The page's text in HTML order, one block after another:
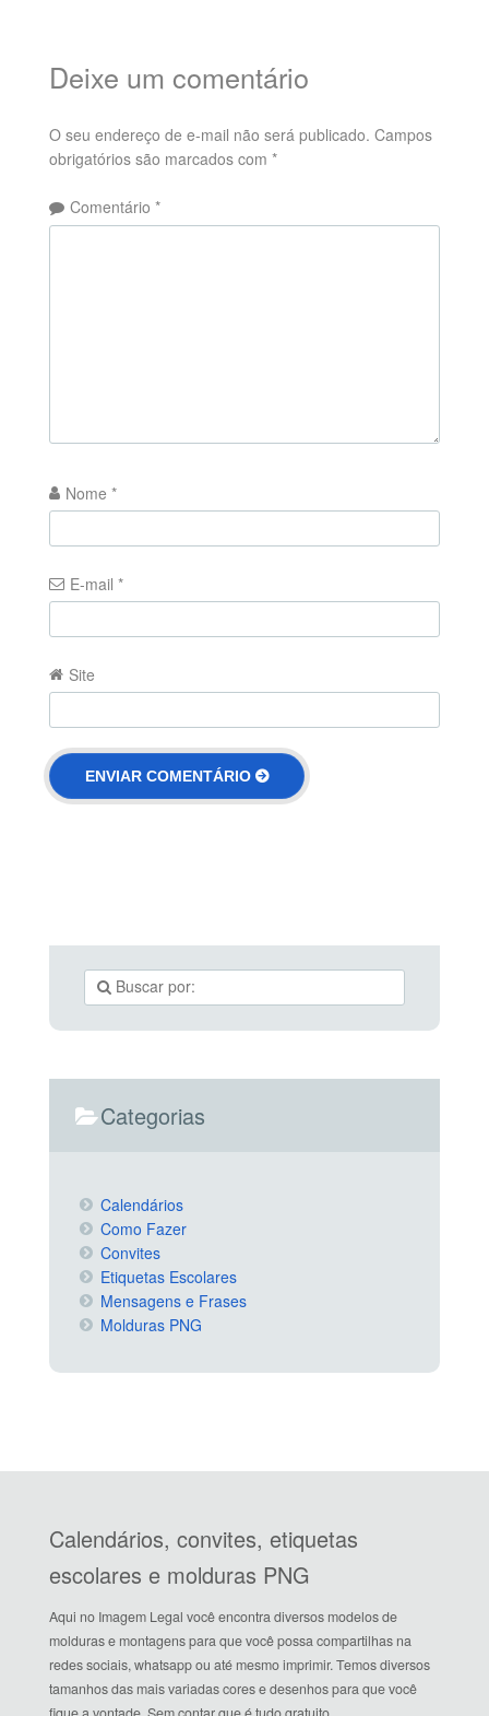
Deixe um comentário
O seu endereço de e-mail não será publicado. Campos
obrigatórios são marcados com *
Comentário *
Nome *
E-mail *
Site
Categorias
Calendários
Como Fazer
Convites
Etiquetas Escolares
Mensagens e Frases
Molduras PNG
Calendários, convites, etiquetas
escolares e molduras PNG
Aqui no Imagem Legal você encontra diversos modelos de
molduras e montagens para que você possa compartilhas na
redes sociais, whatsapp ou até mesmo imprimir. Temos diversos
tamanhos das mais variadas cores e desenhos para que você